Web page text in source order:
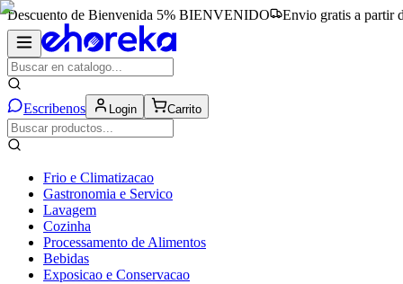
Descuento de Bienvenida 5% BIENVENIDO Envio gratis a partir
Escribenos Login Carrito
Frio e Climatizacao
Gastronomia e Servico
Lavagem
Cozinha
Processamento de Alimentos
Bebidas
Exposicao e Conservacao